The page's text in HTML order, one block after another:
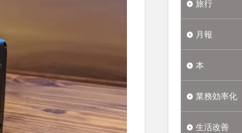
旅行
月報
本
業務効率化
生活改善